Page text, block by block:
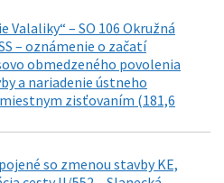
Valaliky“ – SO 106 Okružná
– oznámenie o začatí
obmedzeného povolenia
a nariadenie ústneho
zisťovaním (181,6
so zmenou stavby KE,